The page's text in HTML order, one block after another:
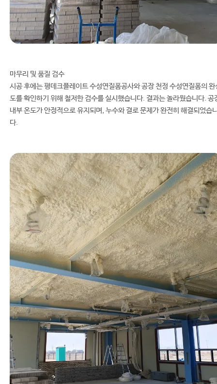
마무리 및 품질 검수
시공 후에는 평데크플레이트 수성연질폼공사와 공장 천정 수성연질폼의 완
도를 확인하기 위해 철저한 검수를 실시했습니다. 결과는 놀라웠습니다. 공
내부 온도가 안정적으로 유지되며, 누수와 결로 문제가 완전히 해결되었습
다.